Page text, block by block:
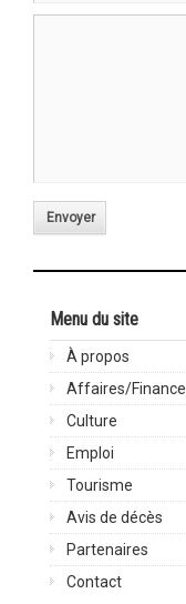
Envoyer
Menu du site
À propos
Affaires/Finance
Culture
Emploi
Tourisme
Avis de décès
Partenaires
Contact